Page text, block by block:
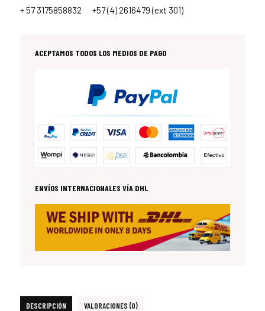
+ 57 3175858832 +57 (4) 2616479 (ext 301)
ACEPTAMOS TODOS LOS MEDIOS DE PAGO
ENVÍOS INTERNACIONALES VÍA DHL
DESCRIPCIÓN VALORACIONES (0)